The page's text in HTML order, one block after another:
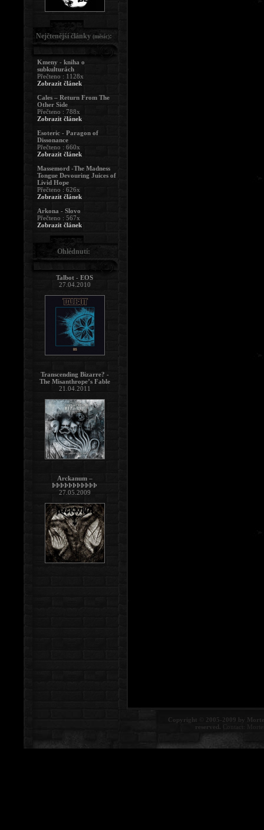
Copyright © 2005-2009 by
reserved. Contact:
Nejčtenější články (měsíc):
Kmeny - kniha o
subkulturách
Přečteno : 1128x
Zobrazit článek
Cales – Return From The
Other Side
Přečteno : 788x
Zobrazit článek
Esoteric - Paragon of
Dissonance
Přečteno : 660x
Zobrazit článek
Massemord -The Madness
Tongue Devouring Juices of
Livid Hope
Přečteno : 626x
Zobrazit článek
Arkona - Slovo
Přečteno : 567x
Zobrazit článek
Ohlédnutí:
Talbot - EOS
27.04.2010
Transcending Bizarre? -
The Misanthrope’s Fable
21.04.2011
Arckanum –
ÞÞÞÞÞÞÞÞÞÞÞ
27.05.2009